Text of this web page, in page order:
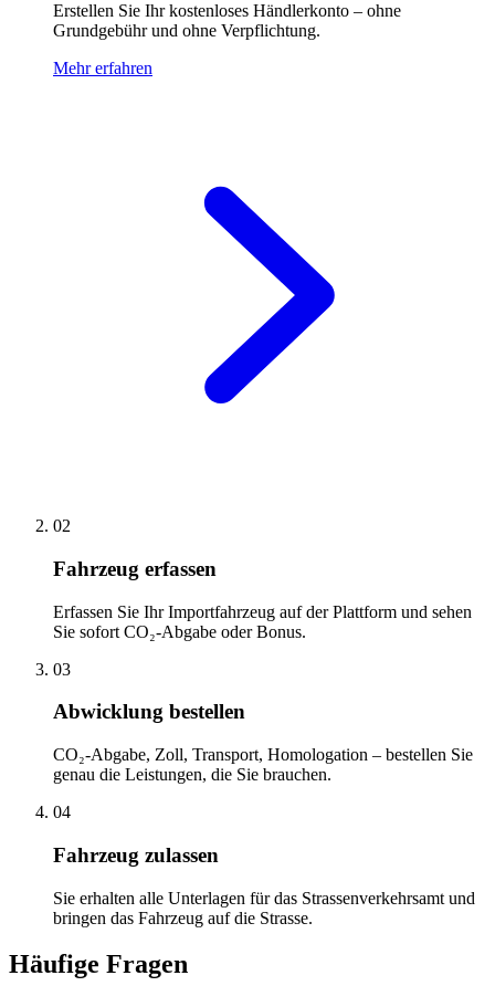
Erstellen Sie Ihr kostenloses Händlerkonto – ohne
Grundgebühr und ohne Verpflichtung.
Mehr erfahren
02
Fahrzeug erfassen
Erfassen Sie Ihr Importfahrzeug auf der Plattform und sehen
Sie sofort CO₂-Abgabe oder Bonus.
03
Abwicklung bestellen
CO₂-Abgabe, Zoll, Transport, Homologation – bestellen Sie
genau die Leistungen, die Sie brauchen.
04
Fahrzeug zulassen
Sie erhalten alle Unterlagen für das Strassenverkehrsamt und
bringen das Fahrzeug auf die Strasse.
Häufige Fragen